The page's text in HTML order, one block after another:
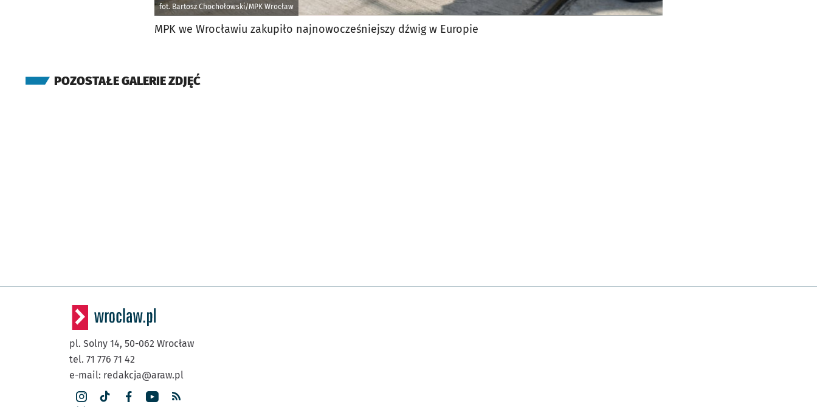
fot. Bartosz Chochołowski/MPK Wrocław
MPK we Wrocławiu zakupiło najnowocześniejszy dźwig w Europie
POZOSTAŁE GALERIE ZDJĘĆ
pl. Solny 14, 50-062 Wrocław
tel. 71 776 71 42
e-mail: redakcja@araw.pl